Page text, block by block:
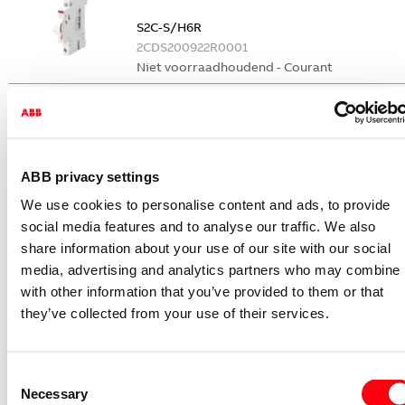
ABB privacy settings
We use cookies to personalise content and ads, to provide
social media features and to analyse our traffic. We also
share information about your use of our site with our social
media, advertising and analytics partners who may combine
with other information that you’ve provided to them or that
they’ve collected from your use of their services.
Selection
Necessary
S2C-S/H6R
2CDS200922R0001
Niet voorraadhoudend - Courant
Nevenapparaat modulair System pro M
2CDS200946R0001
Nevenapparaat modulair System pro M
compact Hulpcontact 1M+1V
2CDS200936R0001
Niet voorraadhoudend - Courant